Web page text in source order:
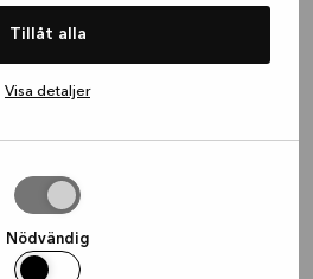
Tillåt alla
Visa detaljer
Nödvändig